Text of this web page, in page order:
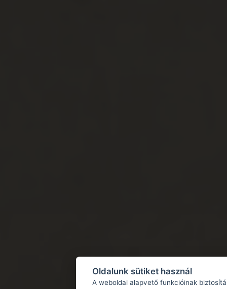
Oldalunk sütiket használ
A weboldal alapvető funkcióinak